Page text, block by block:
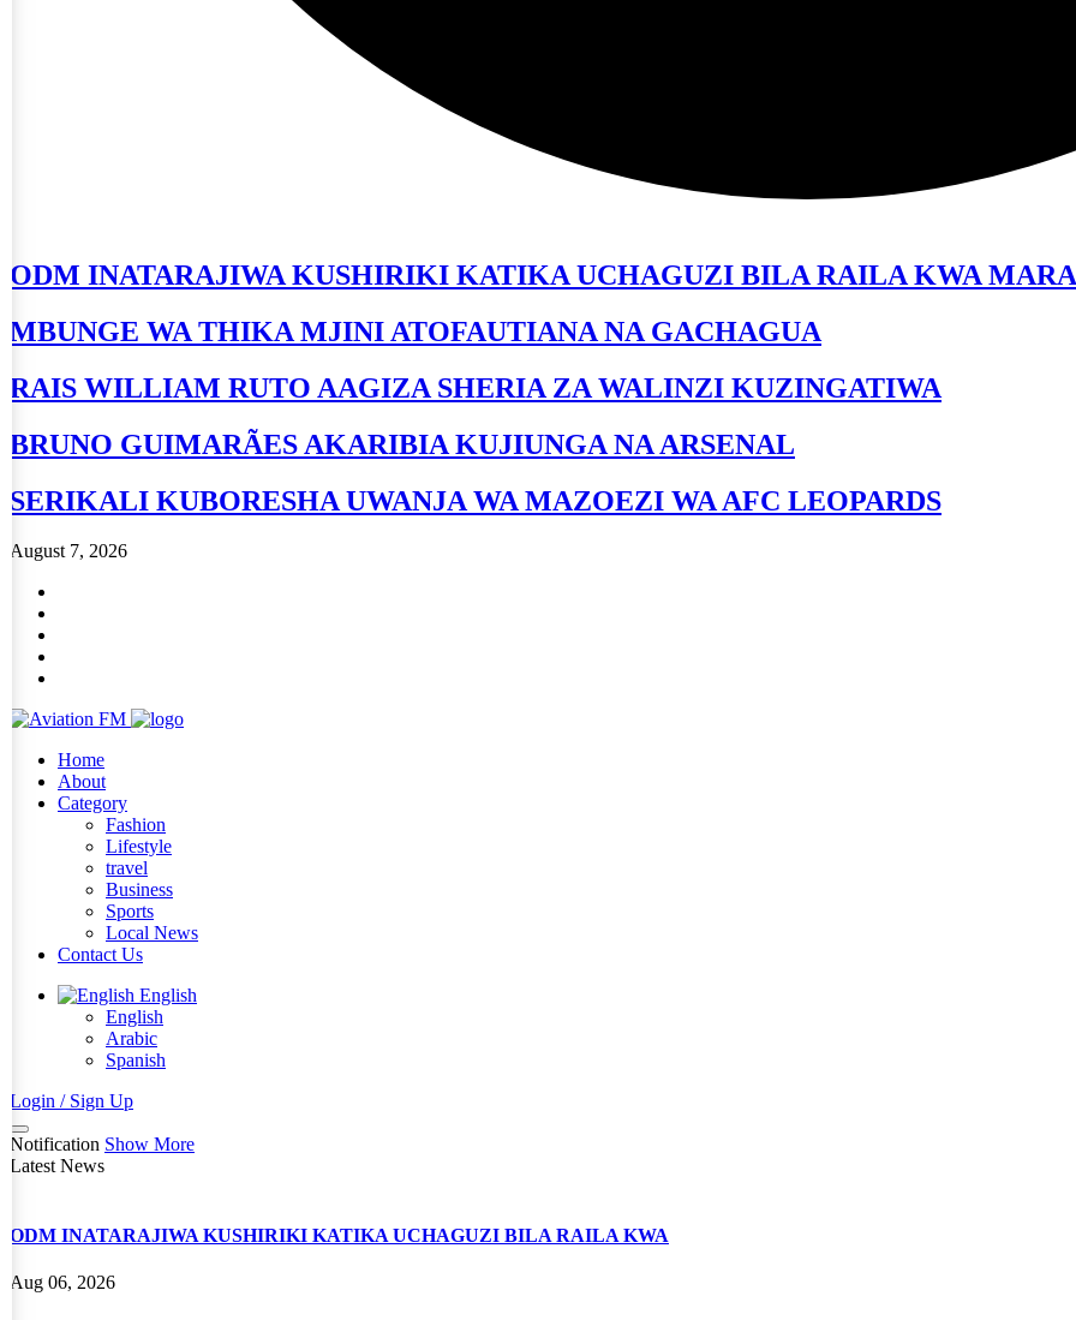
ODM INATARAJIWA KUSHIRIKI KATIKA UCHAGUZI BILA RAILA KWA
MBUNGE WA THIKA MJINI ATOFAUTIANA NA GACHAGUA
RAIS WILLIAM RUTO AAGIZA SHERIA ZA WALINZI KUZINGATIWA
BRUNO GUIMARÃES AKARIBIA KUJIUNGA NA ARSENAL
SERIKALI KUBORESHA UWANJA WA MAZOEZI WA AFC LEOPARDS
August 7, 2026
Home
About
Category
Fashion
Lifestyle
travel
Business
Sports
Local News
Contact Us
English
English
Arabic
Spanish
Login / Sign Up
Notification Show More
Latest News
ODM INATARAJIWA KUSHIRIKI KATIKA UCHAGUZI BILA RAILA KWA
Aug 06, 2026